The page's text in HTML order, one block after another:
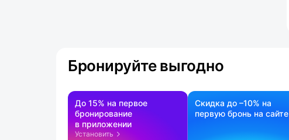
Бронируйте выгодно
До 15% на первое
бронирование
в приложении
Установить
Скидка до –10% на
первую бронь на сайте